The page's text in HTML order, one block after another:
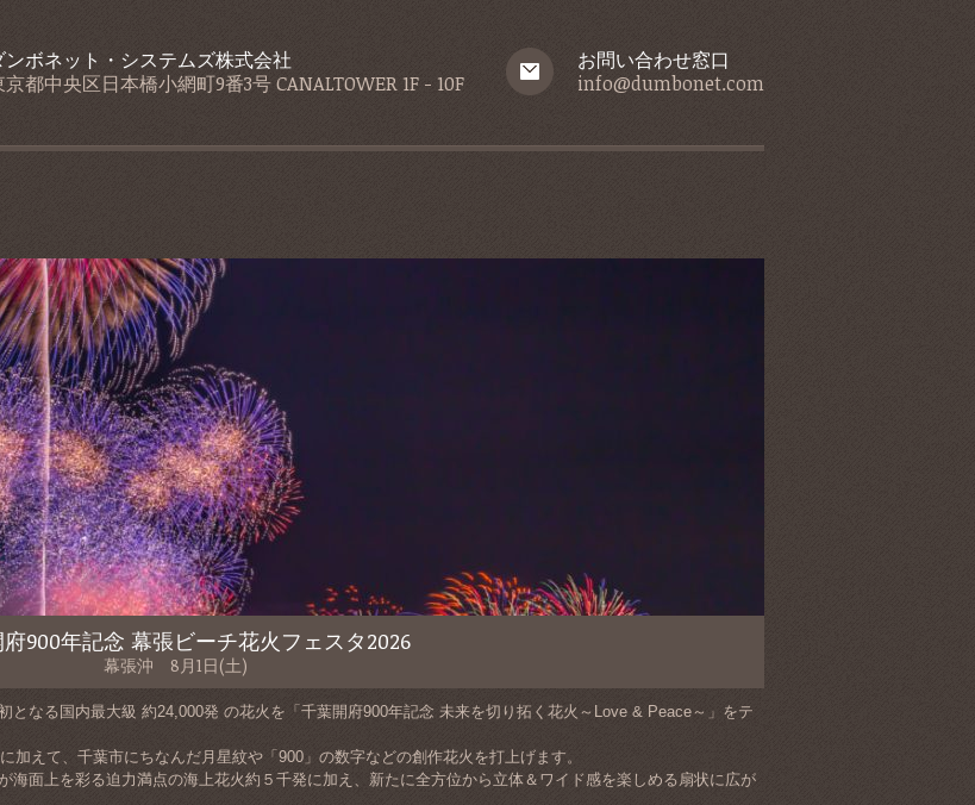
ンボネット・システムズ株式会社
京都中央区日本橋小網町9番3号 CANALTOWER 1F - 10F
お問い合わせ窓口
info@dumbonet.com
900年記念 幕張ビーチ花火フェスタ2026
幕張沖 8月1日(土)
となる国内最大級 約24,000発 の花火を「千葉開府900年記念 未来を切り拓く花火～Love & Peace～」をテ
加えて、千葉市にちなんだ月星紋や「900」の数字などの創作花火を打上げます。
海面上を彩る迫力満点の海上花火約５千発に加え、新たに全方位から立体＆ワイド感を楽しめる扇状に広が